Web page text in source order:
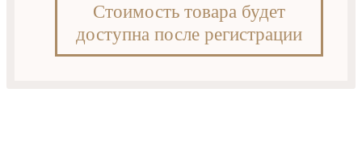
Стоимость товара будет
доступна после регистрации